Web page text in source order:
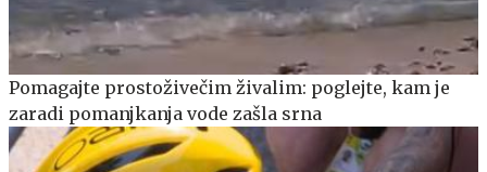
Pomagajte prostoživečim živalim: poglejte, kam je
zaradi pomanjkanja vode zašla srna